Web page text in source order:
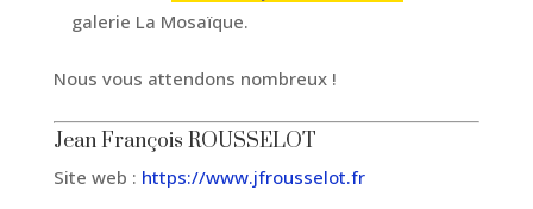
galerie La Mosaïque.
Nous vous attendons nombreux !
Jean François ROUSSELOT
Site web : https://www.jfrousselot.fr